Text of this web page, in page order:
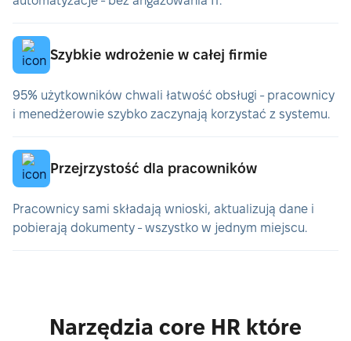
Szybkie wdrożenie w całej firmie
95% użytkowników chwali łatwość obsługi - pracownicy
i menedżerowie szybko zaczynają korzystać z systemu.
Przejrzystość dla pracowników
Pracownicy sami składają wnioski, aktualizują dane i
pobierają dokumenty - wszystko w jednym miejscu.
Narzędzia core HR które